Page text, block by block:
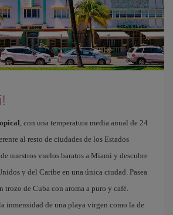
, con una temperatura media anual de 24
al resto de ciudades de los Estados
nuestros vuelos baratos a Miami y descubre
y del Caribe en una única ciudad. Pasea
trozo de Cuba con aroma a puro y café.
inmensidad de una playa virgen como la de